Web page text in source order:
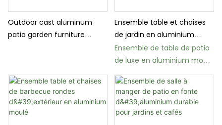
Outdoor cast aluminum
patio garden furniture
Ensemble table et chaises
de jardin en aluminium
moulé pour cafés
Ensemble de table de patio
de luxe en aluminium moulé
CT13